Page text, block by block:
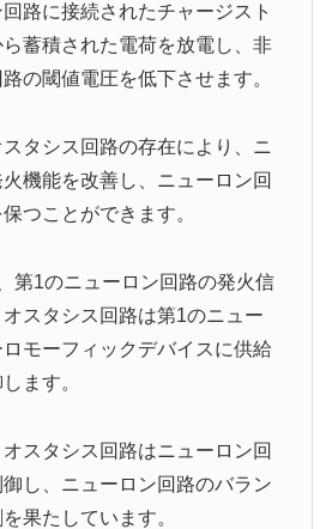
路に接続されたチャージスト
蓄積された電荷を放電し、非
の閾値電圧を低下させます。
タシス回路の存在により、ニ
機能を改善し、ニューロン回
つことができます。
第1のニューロン回路の発火信
スタシス回路は第1のニュー
モーフィックデバイスに供給
ます。
スタシス回路はニューロン回
し、ニューロン回路のバラン
果たしています。